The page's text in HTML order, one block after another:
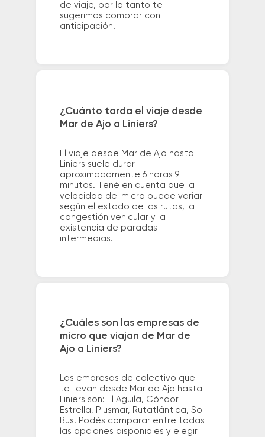
de viaje, por lo tanto te
sugerimos comprar con
anticipación.
¿Cuánto tarda el viaje desde
Mar de Ajo a Liniers?
El viaje desde Mar de Ajo hasta
Liniers suele durar
aproximadamente 6 horas 9
minutos. Tené en cuenta que la
velocidad del micro puede variar
según el estado de las rutas, la
congestión vehicular y la
existencia de paradas
intermedias.
¿Cuáles son las empresas de
micro que viajan de Mar de
Ajo a Liniers?
Las empresas de colectivo que
te llevan desde Mar de Ajo hasta
Liniers son: El Aguila, Cóndor
Estrella, Plusmar, Rutatlántica, Sol
Bus. Podés comparar entre todas
las opciones disponibles y elegir